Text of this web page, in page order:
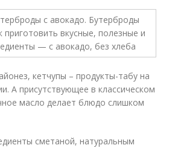
кетчупы – продукты-табу на
А присутствующее в классическом
масло делает блюдо слишком
сметаной, натуральным